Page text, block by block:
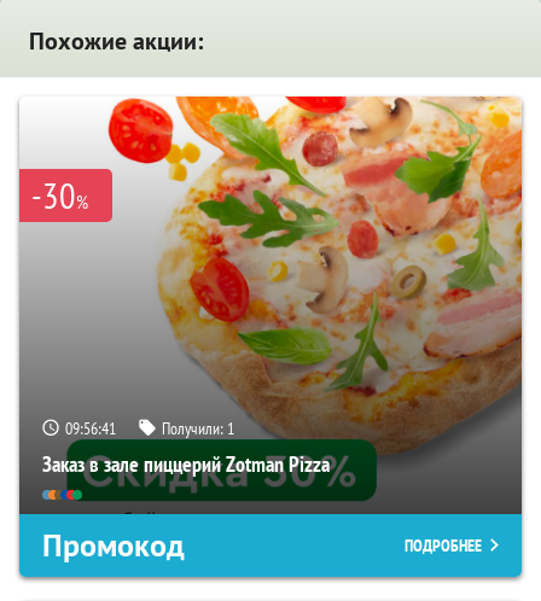
Похожие акции:
-30%
09:56:40 Получили: 1
Заказ в зале пиццерий Zotman Pizza
Промокод ПОДРОБНЕЕ